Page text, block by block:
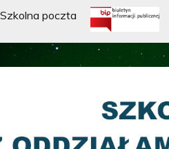
Szkolna poczta